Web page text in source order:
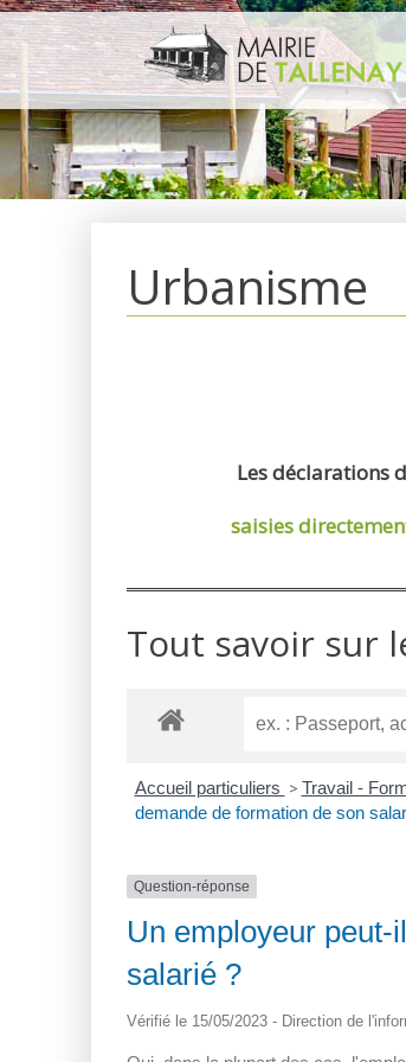
Aller
au
contenu
Urbanisme
Les déclarations
saisies
Tout savoir sur
Accueil particuliers > Travail -
demande de formation de son
Question-réponse
Un employeur peut-
salarié ?
Vérifié le 15/05/2023 - Direction de